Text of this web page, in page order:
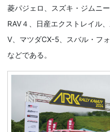
菱パジェロ、スズキ・ジムニ
RAV４、日産エクストレイル
V、マツダCX-5、スバル・フ
などである。